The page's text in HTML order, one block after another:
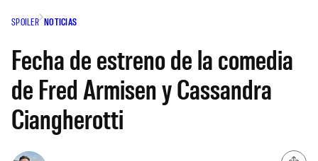
SPOILER NOTICIAS
Fecha de estreno de la comedia
de Fred Armisen y Cassandra
Ciangherotti